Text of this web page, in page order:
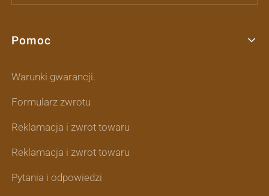
Linki w stopce
Pomoc
Warunki gwarancji.
Formularz zwrotu
Reklamacja i zwrot towaru
Reklamacja i zwrot towaru
Pytania i odpowiedzi